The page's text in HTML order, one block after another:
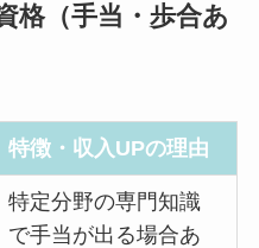
格（手当・歩合あ
特徴・収入UPの理由
特定分野の専門知識
で手当が出る場合あ